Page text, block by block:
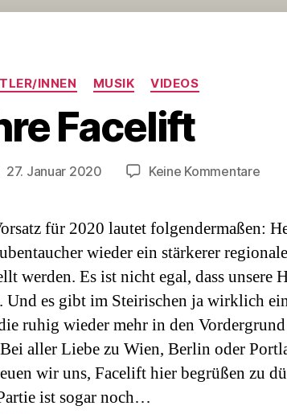
Kategorien
INNEN MUSIK VIDEOS
Facelift
27. Januar 2020 Keine Kommentarezu
für 2020 lautet folgendermaßen:
wieder ein stärkerer
werden. Es ist nicht egal, dass unsere
Und es gibt im Steirischen ja wirklich
ruhig wieder mehr in den
aller Liebe zu Wien, Berlin oder
wir uns, Facelift hier begrüßen zu
ist sogar noch…